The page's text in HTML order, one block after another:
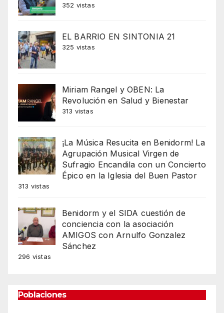
352 vistas
EL BARRIO EN SINTONIA 21
325 vistas
Miriam Rangel y OBEN: La
Revolución en Salud y Bienestar
313 vistas
¡La Música Resucita en Benidorm! La
Agrupación Musical Virgen de
Sufragio Encandila con un Concierto
Épico en la Iglesia del Buen Pastor
313 vistas
Benidorm y el SIDA cuestión de
conciencia con la asociación
AMIGOS con Arnulfo Gonzalez
Sánchez
296 vistas
Poblaciones